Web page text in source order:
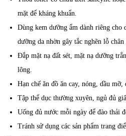
mặt để kháng khuẩn.
Dùng kem dưỡng ẩm dành riêng cho
dưỡng da nhờn gây tắc nghẽn lỗ chân
Đắp mặt nạ đất sét, mặt nạ dưỡng
lông.
Hạn chế ăn đồ ăn cay, nóng, dầu
Tập thể dục thường xuyên, ngủ đủ
Uống đủ nước mỗi ngày để đào thải
Tránh sử dụng các sản phẩm trang